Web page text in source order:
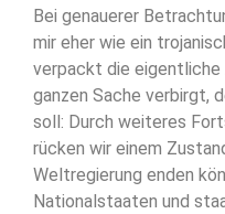
Bei genauerer
mir eher wie ein
verpackt die
ganzen Sache verbirgt,
soll: Durch weiteres
rücken wir einem
Weltregierung enden
Nationalstaaten und